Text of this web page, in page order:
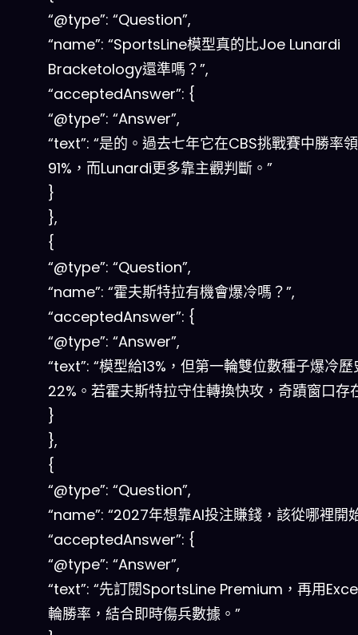
“@type”: “Question”,
“name”: “SportsLine模型真的比Joe Lunardi
Bracketology還準嗎？”,
“acceptedAnswer”: {
“@type”: “Answer”,
“text”: “是的。過去七年它在CBS挑戰賽中勝率
91%，而Lunardi更多靠主觀判斷。”
}
},
{
“@type”: “Question”,
“name”: “霍夫斯特拉有機會爆冷嗎？”,
“acceptedAnswer”: {
“@type”: “Answer”,
“text”: “模型給13%，但第一輪雙位數種子爆冷
22%。若霍夫斯特拉守住轉換快攻，奇蹟窗口存
}
},
{
“@type”: “Question”,
“name”: “2027年想靠AI投注賺錢，該從哪裡開
“acceptedAnswer”: {
“@type”: “Answer”,
“text”: “先訂閱SportsLine Premium，再用
輪勝率，結合即時傷兵數據。”